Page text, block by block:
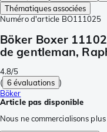
Thématiques associées
Numéro d'article BO111025
Böker Boxer
de gentleman,
4.8/5
( 6 évaluations )
Böker
Article pas disponible
Nous ne commercialisons